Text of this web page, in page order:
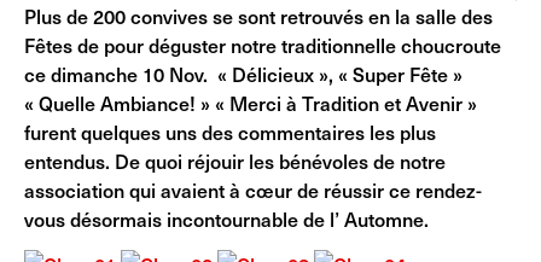
Plus de 200 convives se sont retrouvés en la salle des
Fêtes de pour déguster notre traditionnelle choucroute
ce dimanche 10 Nov. « Délicieux », « Super Fête »
« Quelle Ambiance! » « Merci à Tradition et Avenir »
furent quelques uns des commentaires les plus
entendus. De quoi réjouir les bénévoles de notre
association qui avaient à cœur de réussir ce rendez-
vous désormais incontournable de l’ Automne.